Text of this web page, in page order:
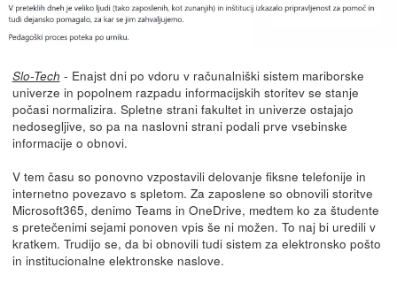
Slo-Tech - Enajst dni po vdoru v računalniški sistem mariborske
univerze in popolnem razpadu informacijskih storitev se stanje
počasi normalizira. Spletne strani fakultet in univerze ostajajo
nedosegljive, so pa na naslovni strani podali prve vsebinske
informacije o obnovi.
V tem času so ponovno vzpostavili delovanje fiksne telefonije in
internetno povezavo s spletom. Za zaposlene so obnovili storitve
Microsoft365, denimo Teams in OneDrive, medtem ko za študente
s pretečenimi sejami ponoven vpis še ni možen. To naj bi uredili v
kratkem. Trudijo se, da bi obnovili tudi sistem za elektronsko pošto
in institucionalne elektronske naslove.